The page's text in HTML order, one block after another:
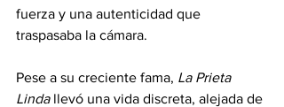
fuerza y una autenticidad que
traspasaba la cámara.
Pese a su creciente fama, La Prieta
Linda llevó una vida discreta, alejada de